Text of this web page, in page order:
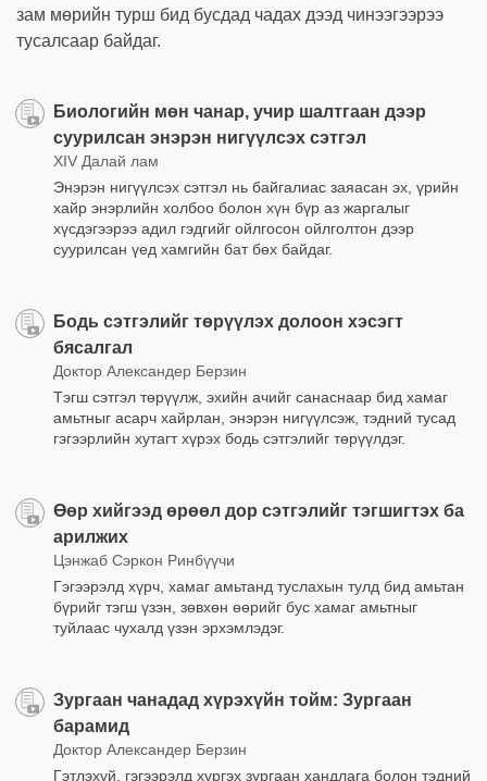
зам мөрийн турш бид бусдад чадах дээд чинээгээрээ
тусалсаар байдаг.
Биологийн мөн чанар, учир шалтгаан дээр
суурилсан энэрэн нигүүлсэх сэтгэл
XIV Далай лам
Энэрэн нигүүлсэх сэтгэл нь байгалиас заяасан эх, үрийн
хайр энэрлийн холбоо болон хүн бүр аз жаргалыг
хүсдэгээрээ адил гэдгийг ойлгосон ойлголтон дээр
суурилсан үед хамгийн бат бөх байдаг.
Бодь сэтгэлийг төрүүлэх долоон хэсэгт
бясалгал
Доктор Александер Берзин
Тэгш сэтгэл төрүүлж, эхийн ачийг санаснаар бид хамаг
амьтныг асарч хайрлан, энэрэн нигүүлсэж, тэдний тусад
гэгээрлийн хутагт хүрэх бодь сэтгэлийг төрүүлдэг.
Өөр хийгээд өрөөл дор сэтгэлийг тэгшигтэх ба
арилжих
Цэнжаб Сэркон Ринбүүчи
Гэгээрэлд хүрч, хамаг амьтанд туслахын тулд бид амьтан
бүрийг тэгш үзэн, зөвхөн өөрийг бус хамаг амьтныг
туйлаас чухалд үзэн эрхэмлэдэг.
Зургаан чанадад хүрэхүйн тойм: Зургаан
барамид
Доктор Александер Берзин
Гэтлэхүй, гэгээрэлд хүргэх зургаан хандлага болон тэдний